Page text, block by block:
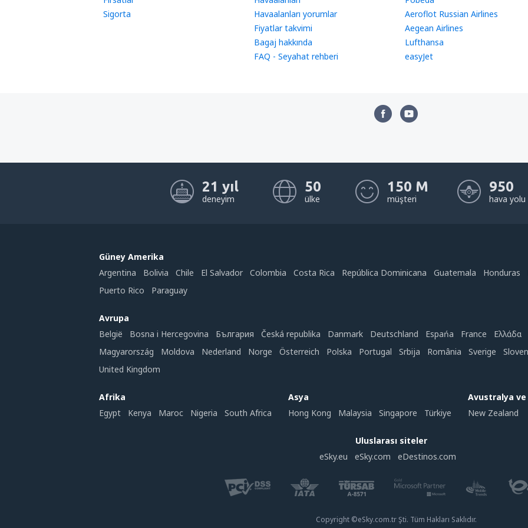
Sigorta
Havaalanları yorumlar
Fiyatlar takvimi
Bagaj hakkında
FAQ - Seyahat rehberi
Aeroflot Russian Airlines
Aegean Airlines
Lufthansa
easyJet
21 yıl
deneyim
50
ülke
150 M
müşteri
950
hava yolu
Güney Amerika
Argentina
Bolivia Chile El Salvador Colombia Costa Rica República Dominicana Guatemala Honduras
Puerto Rico
Paraguay
Avrupa
België
Bosna i Hercegovina България Česká republika Danmark Deutschland Espańa France Ελλάδα
Magyarország
Moldova Nederland Norge Österreich Polska Portugal Srbija România Sverige
United Kingdom
Afrika
Egypt
Kenya Maroc Nigeria South Africa
Asya
Hong Kong
Malaysia Singapore Türkiye
Avustralya ve
New Zealand
Uluslarası siteler
eSky.eu
eSky.com eDestinos.com
Copyright ©eSky.com.tr Şti. Tüm Hakları Saklıdır.